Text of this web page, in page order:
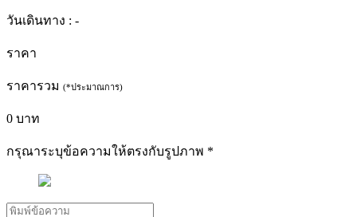
วันเดินทาง : -
ราคา
ราคารวม (*ประมาณการ)
0 บาท
กรุณาระบุข้อความให้ตรงกับรูปภาพ *